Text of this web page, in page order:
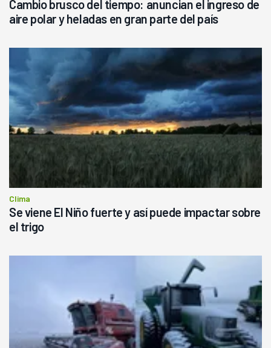
Cambio brusco del tiempo: anuncian el ingreso de
aire polar y heladas en gran parte del país
Clima
Se viene El Niño fuerte y así puede impactar sobre
el trigo